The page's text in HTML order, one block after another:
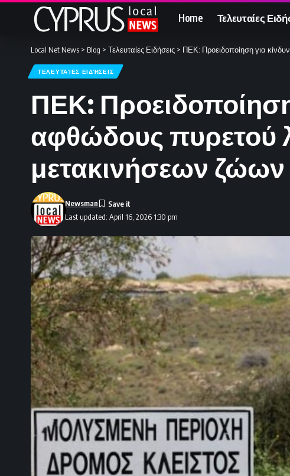
Home Τελευταίες
Local Net News > Blog > Τελευταίες Ειδήσεις > ΠΕΚ: Προειδοποίηση για
ΤΕΛΕΥΤΑΊΕΣ ΕΙΔΉΣΕΙΣ
ΠΕΚ:
αφθώδους πυρετού
μετακινήσεων ζώων
Last updated: April 16, 2026 1:30 pm
Newsman